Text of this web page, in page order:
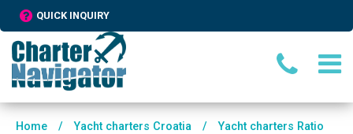
QUICK INQUIRY
Home / Yacht charters Croatia / Yacht charters Ratio